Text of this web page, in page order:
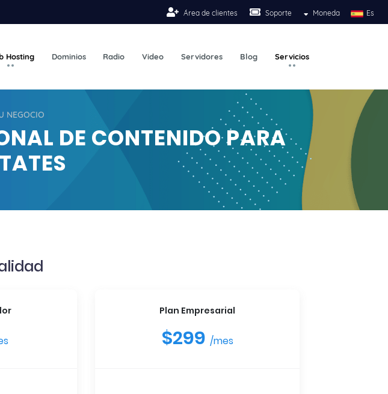
Hosting Dominios Radio Video Servidores Blog Servicios
Área de clientes Soporte Moneda Es
NEGOCIO
DE CONTENIDO PARA
Plan Empresarial
$299 /mes